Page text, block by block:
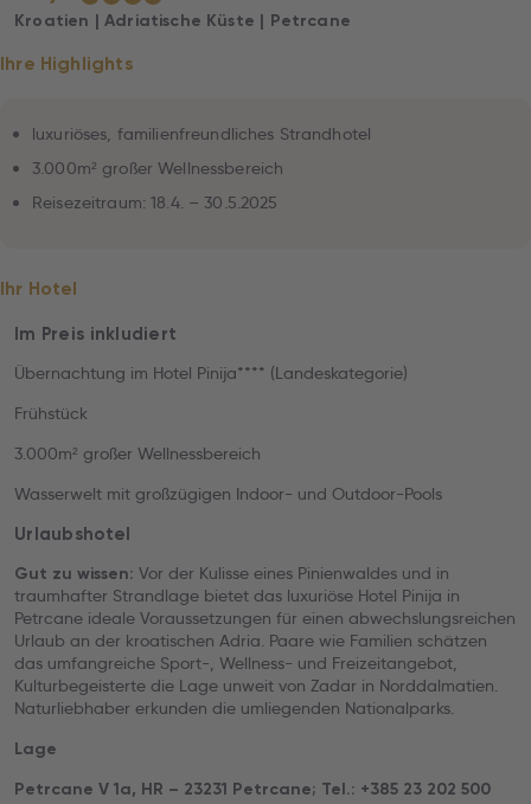
Kroatien | Adriatische Küste | Petrcane
Ihre Highlights
luxuriöses, familienfreundliches Strandhotel
3.000m² großer Wellnessbereich
Reisezeitraum: 18.4. – 30.5.2025
Ihr Hotel
Im Preis inkludiert
Übernachtung im Hotel Pinija**** (Landeskategorie)
Frühstück
3.000m² großer Wellnessbereich
Wasserwelt mit großzügigen Indoor- und Outdoor-Pools
Urlaubshotel
Gut zu wissen: Vor der Kulisse eines Pinienwaldes und in
traumhafter Strandlage bietet das luxuriöse Hotel Pinija in
Petrcane ideale Voraussetzungen für einen abwechslungsreichen
Urlaub an der kroatischen Adria. Paare wie Familien schätzen
das umfangreiche Sport-, Wellness- und Freizeitangebot,
Kulturbegeisterte die Lage unweit von Zadar in Norddalmatien.
Naturliebhaber erkunden die umliegenden Nationalparks.
Lage
Petrcane V 1a, HR – 23231 Petrcane; Tel.: +385 23 202 500